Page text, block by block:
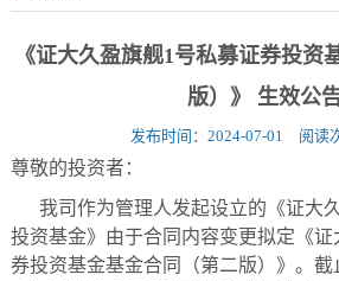
《证大久盈旗舰1号私募证券投资
版）》 生效公
发布时间：2024-07-01 阅读
尊敬的投资者：
我司作为管理人发起设立的《证大
投资基金》由于合同内容变更拟定《证
券投资基金基金合同（第二版）》。截